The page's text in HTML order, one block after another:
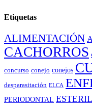
Etiquetas
ALIMENTACIÓN
CACHORROS
concurso conejo conejos
desparasitación ELCA
PERIODONTAL